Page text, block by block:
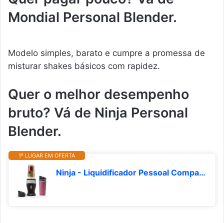
Mondial Personal Blender.
Modelo simples, barato e cumpre a promessa de
misturar shakes básicos com rapidez.
Quer o melhor desempenho
bruto? Vá de Ninja Personal
Blender.
1º LUGAR EM OFERTA
Ninja - Liquidificador Pessoal Compacto, 700 Watts, 2 Copos e 2 Tampas de Bico, Ideal para Smoothies, Batidos e Mistura Congelada